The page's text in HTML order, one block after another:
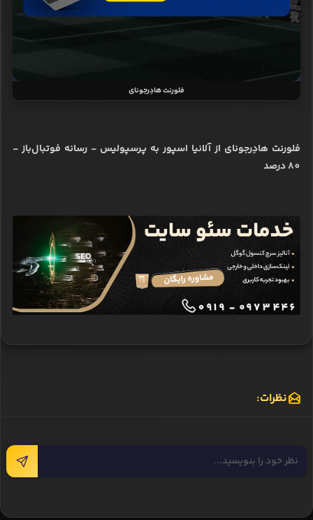
فلورنت هادِرجونای
فلورنت هادِرجونای از آلانیا اسپور به پرسپولیس - رسانه‌ فوتبال‌باز -
80 درصد
نظرات: